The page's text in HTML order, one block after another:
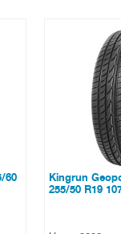
Ovation VI-